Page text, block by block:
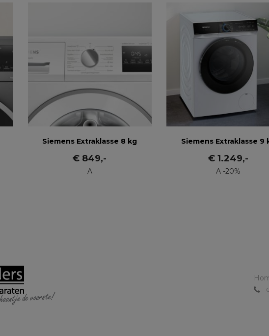
Siemens Extraklasse 8 kg
€ 849,-
A
Siemens Extraklasse 9
€ 1.249,-
A -20%